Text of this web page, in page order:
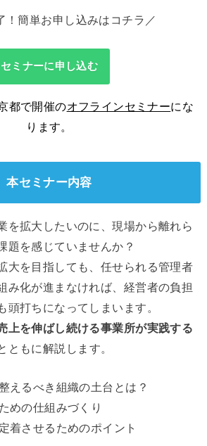
！簡単お申し込みはコチラ／
セミナーに申し込む
都で開催のオフラインセミナーにな
ります。
本セミナー内容
を拡大したいのに、現場から離れら
題を感じていませんか？
大を目指しても、任せられる管理者
み化が進まなければ、経営者の負担
頭打ちになってしまいます。
上を伸ばし続ける事業所が実践する
ともに解説します。
えるべき組織の土台とは？
めの仕組みづくり
着させるためのポイント